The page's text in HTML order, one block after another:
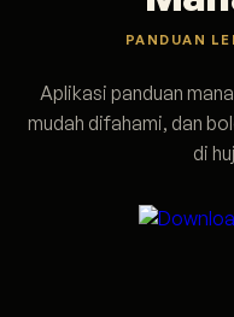
PANDUAN
Aplikasi panduan
mudah difahami, dan
di